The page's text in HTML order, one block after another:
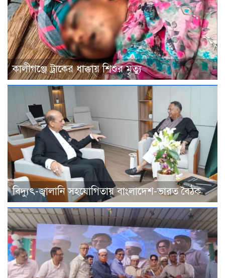
কালীগঞ্জে ট্রাকের ধাক্কায় শিশুর মৃত্যু
বিদ্যুৎ-জ্বালানি সহযোগিতায় বাংলাদেশ-ভারত বৈঠক